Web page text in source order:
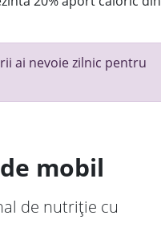
ai nevoie zilnic pentru
mobil
de nutriție cu